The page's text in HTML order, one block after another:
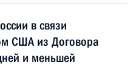
в связи
США из Договора
и меньшей